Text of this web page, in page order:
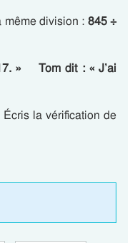
même division : 845 ÷
17. »Tom dit : « J’ai
la vérification de